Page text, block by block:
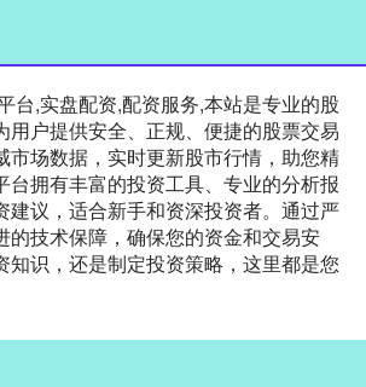
台,实盘配资,配资服务,本站是专业的股
用户提供安全、正规、便捷的股票交易
市场数据，实时更新股市行情，助您精
台拥有丰富的投资工具、专业的分析报
建议，适合新手和资深投资者。通过严
的技术保障，确保您的资金和交易安
知识，还是制定投资策略，这里都是您